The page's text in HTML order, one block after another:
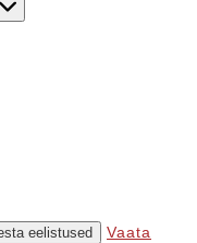
eelistused
Vaata